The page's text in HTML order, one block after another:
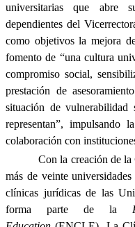
universitarias que abre
dependientes del
como objetivos la mejora
fomento de “una cultura
compromiso social,
prestación de
situación de
representan”, impulsando
colaboración con
Con la creación de
más de veinte
clínicas jurídicas de las
forma parte de la